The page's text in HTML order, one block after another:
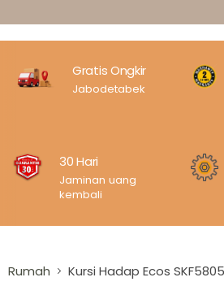
Gratis Ongkir
Jabodetabek
30 Hari
Jaminan uang
kembali
Rumah Kursi Hadap Ecos